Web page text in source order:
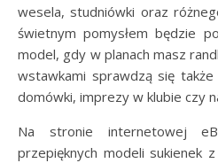
wesela, studniówki oraz
świetnym pomysłem będzie
model, gdy w planach masz
wstawkami sprawdzą się
domówki, imprezy w klubie czy
Na stronie internetowej
przepięknych modeli sukienek